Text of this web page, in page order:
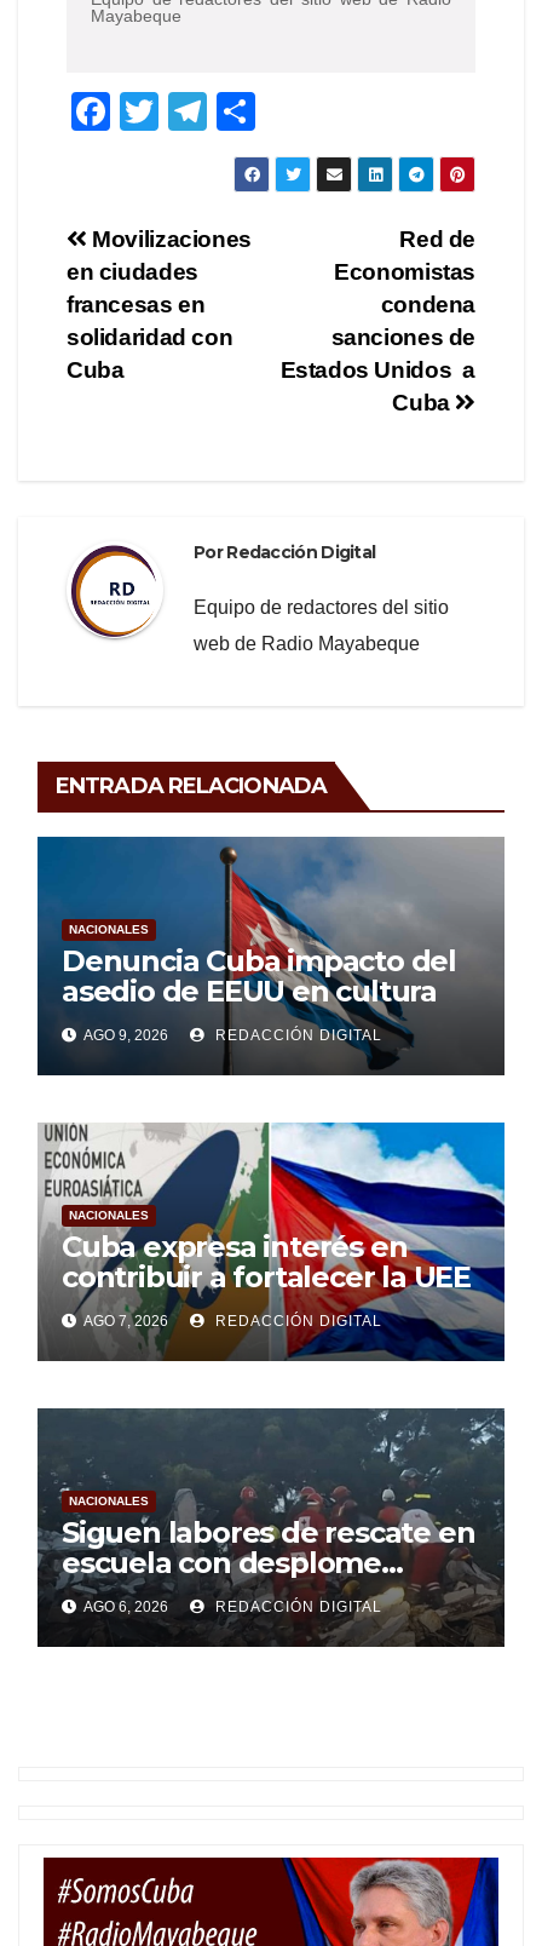
Mayabeque
F
e
b
o
o
k
T
er
T
el
gr
o
m
Navegación
de
entradas
Red de
Economistas
condena
sanciones de
Estados Unidos a
Cuba
Movilizaciones
en ciudades
francesas en
solidaridad con
Cuba
PorRedacción Digital
Equipo de redactores del sitio
web de Radio Mayabeque
ENTRADA RELACIONADA
NACIONALES
Denuncia Cuba impacto del
asedio de EEUU en cultura
AGO 9, 2026 REDACCIÓN DIGITAL
NACIONALES
Cuba expresa interés en
contribuir a fortalecer la UEE
AGO 7, 2026 REDACCIÓN DIGITAL
NACIONALES
Siguen labores de rescate en
escuela con desplome
parcial en Cuba
AGO 6, 2026 REDACCIÓN DIGITAL